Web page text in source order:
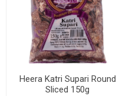
Heera Katri Supari Round
Sliced 150g